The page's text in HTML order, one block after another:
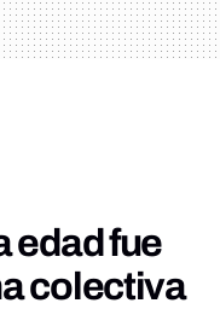
edad fue
colectiva